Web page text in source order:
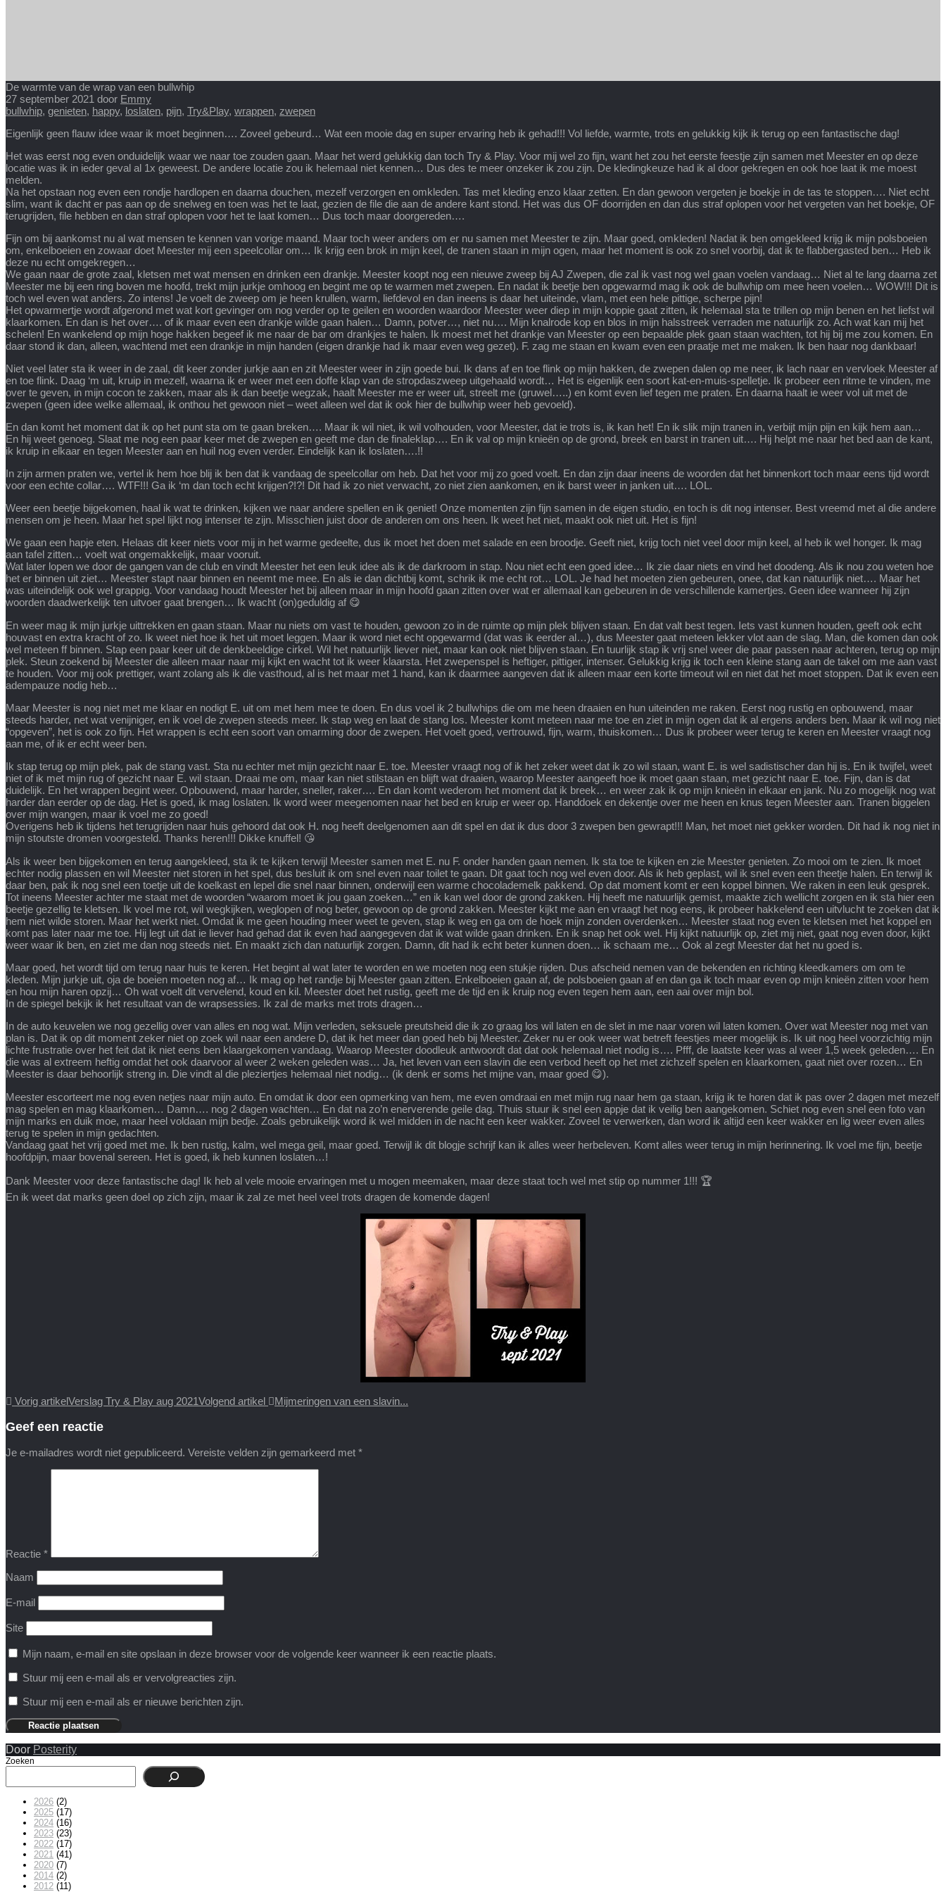
De warmte van de wrap van een bullwhip
27 september 2021 door Emmy
bullwhip, genieten, happy, loslaten, pijn, Try&Play, wrappen, zwepen
Eigenlijk geen flauw idee waar ik moet beginnen…. Zoveel gebeurd… Wat een mooie dag en super ervaring heb ik gehad!!! Vol liefde, warmte, trots en gelukkig kijk ik terug op een fantastische dag!
Het was eerst nog even onduidelijk waar we naar toe zouden gaan. Maar het werd gelukkig dan toch Try & Play. Voor mij wel zo fijn, want het zou het eerste feestje zijn samen met Meester en op deze
locatie was ik in ieder geval al 1x geweest. De andere locatie zou ik helemaal niet kennen… Dus des te meer onzeker ik zou zijn. De kledingkeuze had ik al door gekregen en ook hoe laat ik me moest
melden.
Na het opstaan nog even een rondje hardlopen en daarna douchen, mezelf verzorgen en omkleden. Tas met kleding enzo klaar zetten. En dan gewoon vergeten je boekje in de tas te stoppen…. Niet echt
slim, want ik dacht er pas aan op de snelweg en toen was het te laat, gezien de file die aan de andere kant stond. Het was dus OF doorrijden en dan dus straf oplopen voor het vergeten van het boekje, OF
terugrijden, file hebben en dan straf oplopen voor het te laat komen… Dus toch maar doorgereden….
Fijn om bij aankomst nu al wat mensen te kennen van vorige maand. Maar toch weer anders om er nu samen met Meester te zijn. Maar goed, omkleden! Nadat ik ben omgekleed krijg ik mijn polsboeien
om, enkelboeien en zowaar doet Meester mij een speelcollar om… Ik krijg een brok in mijn keel, de tranen staan in mijn ogen, maar het moment is ook zo snel voorbij, dat ik te flabbergasted ben… Heb ik
deze nu echt omgekregen…
We gaan naar de grote zaal, kletsen met wat mensen en drinken een drankje. Meester koopt nog een nieuwe zweep bij AJ Zwepen, die zal ik vast nog wel gaan voelen vandaag… Niet al te lang daarna zet
Meester me bij een ring boven me hoofd, trekt mijn jurkje omhoog en begint me op te warmen met zwepen. En nadat ik beetje ben opgewarmd mag ik ook de bullwhip om mee heen voelen… WOW!!! Dit is
toch wel even wat anders. Zo intens! Je voelt de zweep om je heen krullen, warm, liefdevol en dan ineens is daar het uiteinde, vlam, met een hele pittige, scherpe pijn!
Het opwarmertje wordt afgerond met wat kort gevinger om nog verder op te geilen en woorden waardoor Meester weer diep in mijn koppie gaat zitten, ik helemaal sta te trillen op mijn benen en het liefst wil
klaarkomen. En dan is het over…. of ik maar even een drankje wilde gaan halen… Damn, potver…, niet nu…. Mijn knalrode kop en blos in mijn halsstreek verraden me natuurlijk zo. Ach wat kan mij het
schelen! En wankelend op mijn hoge hakken begeef ik me naar de bar om drankjes te halen. Ik moest met het drankje van Meester op een bepaalde plek gaan staan wachten, tot hij bij me zou komen. En
daar stond ik dan, alleen, wachtend met een drankje in mijn handen (eigen drankje had ik maar even weg gezet). F. zag me staan en kwam even een praatje met me maken. Ik ben haar nog dankbaar!
Niet veel later sta ik weer in de zaal, dit keer zonder jurkje aan en zit Meester weer in zijn goede bui. Ik dans af en toe flink op mijn hakken, de zwepen dalen op me neer, ik lach naar en vervloek Meester af
en toe flink. Daag ‘m uit, kruip in mezelf, waarna ik er weer met een doffe klap van de stropdaszweep uitgehaald wordt… Het is eigenlijk een soort kat-en-muis-spelletje. Ik probeer een ritme te vinden, me
over te geven, in mijn cocon te zakken, maar als ik dan beetje wegzak, haalt Meester me er weer uit, streelt me (gruwel…..) en komt even lief tegen me praten. En daarna haalt ie weer vol uit met de
zwepen (geen idee welke allemaal, ik onthou het gewoon niet – weet alleen wel dat ik ook hier de bullwhip weer heb gevoeld).
En dan komt het moment dat ik op het punt sta om te gaan breken…. Maar ik wil niet, ik wil volhouden, voor Meester, dat ie trots is, ik kan het! En ik slik mijn tranen in, verbijt mijn pijn en kijk hem aan…
En hij weet genoeg. Slaat me nog een paar keer met de zwepen en geeft me dan de finaleklap…. En ik val op mijn knieën op de grond, breek en barst in tranen uit…. Hij helpt me naar het bed aan de kant,
ik kruip in elkaar en tegen Meester aan en huil nog even verder. Eindelijk kan ik loslaten….!!
In zijn armen praten we, vertel ik hem hoe blij ik ben dat ik vandaag de speelcollar om heb. Dat het voor mij zo goed voelt. En dan zijn daar ineens de woorden dat het binnenkort toch maar eens tijd wordt
voor een echte collar…. WTF!!! Ga ik ‘m dan toch echt krijgen?!?! Dit had ik zo niet verwacht, zo niet zien aankomen, en ik barst weer in janken uit…. LOL.
Weer een beetje bijgekomen, haal ik wat te drinken, kijken we naar andere spellen en ik geniet! Onze momenten zijn fijn samen in de eigen studio, en toch is dit nog intenser. Best vreemd met al die andere
mensen om je heen. Maar het spel lijkt nog intenser te zijn. Misschien juist door de anderen om ons heen. Ik weet het niet, maakt ook niet uit. Het is fijn!
We gaan een hapje eten. Helaas dit keer niets voor mij in het warme gedeelte, dus ik moet het doen met salade en een broodje. Geeft niet, krijg toch niet veel door mijn keel, al heb ik wel honger. Ik mag
aan tafel zitten… voelt wat ongemakkelijk, maar vooruit.
Wat later lopen we door de gangen van de club en vindt Meester het een leuk idee als ik de darkroom in stap. Nou niet echt een goed idee… Ik zie daar niets en vind het doodeng. Als ik nou zou weten hoe
het er binnen uit ziet… Meester stapt naar binnen en neemt me mee. En als ie dan dichtbij komt, schrik ik me echt rot… LOL. Je had het moeten zien gebeuren, onee, dat kan natuurlijk niet…. Maar het
was uiteindelijk ook wel grappig. Voor vandaag houdt Meester het bij alleen maar in mijn hoofd gaan zitten over wat er allemaal kan gebeuren in de verschillende kamertjes. Geen idee wanneer hij zijn
woorden daadwerkelijk ten uitvoer gaat brengen… Ik wacht (on)geduldig af 😋
En weer mag ik mijn jurkje uittrekken en gaan staan. Maar nu niets om vast te houden, gewoon zo in de ruimte op mijn plek blijven staan. En dat valt best tegen. Iets vast kunnen houden, geeft ook echt
houvast en extra kracht of zo. Ik weet niet hoe ik het uit moet leggen. Maar ik word niet echt opgewarmd (dat was ik eerder al…), dus Meester gaat meteen lekker vlot aan de slag. Man, die komen dan ook
wel meteen ff binnen. Stap een paar keer uit de denkbeeldige cirkel. Wil het natuurlijk liever niet, maar kan ook niet blijven staan. En tuurlijk stap ik vrij snel weer die paar passen naar achteren, terug op mijn
plek. Steun zoekend bij Meester die alleen maar naar mij kijkt en wacht tot ik weer klaarsta. Het zwepenspel is heftiger, pittiger, intenser. Gelukkig krijg ik toch een kleine stang aan de takel om me aan vast
te houden. Voor mij ook prettiger, want zolang als ik die vasthoud, al is het maar met 1 hand, kan ik daarmee aangeven dat ik alleen maar een korte timeout wil en niet dat het moet stoppen. Dat ik even een
adempauze nodig heb…
Maar Meester is nog niet met me klaar en nodigt E. uit om met hem mee te doen. En dus voel ik 2 bullwhips die om me heen draaien en hun uiteinden me raken. Eerst nog rustig en opbouwend, maar
steeds harder, net wat venijniger, en ik voel de zwepen steeds meer. Ik stap weg en laat de stang los. Meester komt meteen naar me toe en ziet in mijn ogen dat ik al ergens anders ben. Maar ik wil nog niet
“opgeven”, het is ook zo fijn. Het wrappen is echt een soort van omarming door de zwepen. Het voelt goed, vertrouwd, fijn, warm, thuiskomen… Dus ik probeer weer terug te keren en Meester vraagt nog
aan me, of ik er echt weer ben.
Ik stap terug op mijn plek, pak de stang vast. Sta nu echter met mijn gezicht naar E. toe. Meester vraagt nog of ik het zeker weet dat ik zo wil staan, want E. is wel sadistischer dan hij is. En ik twijfel, weet
niet of ik met mijn rug of gezicht naar E. wil staan. Draai me om, maar kan niet stilstaan en blijft wat draaien, waarop Meester aangeeft hoe ik moet gaan staan, met gezicht naar E. toe. Fijn, dan is dat
duidelijk. En het wrappen begint weer. Opbouwend, maar harder, sneller, raker…. En dan komt wederom het moment dat ik breek… en weer zak ik op mijn knieën in elkaar en jank. Nu zo mogelijk nog wat
harder dan eerder op de dag. Het is goed, ik mag loslaten. Ik word weer meegenomen naar het bed en kruip er weer op. Handdoek en dekentje over me heen en knus tegen Meester aan. Tranen biggelen
over mijn wangen, maar ik voel me zo goed!
Overigens heb ik tijdens het terugrijden naar huis gehoord dat ook H. nog heeft deelgenomen aan dit spel en dat ik dus door 3 zwepen ben gewrapt!!! Man, het moet niet gekker worden. Dit had ik nog niet in
mijn stoutste dromen voorgesteld. Thanks heren!!! Dikke knuffel! 😘
Als ik weer ben bijgekomen en terug aangekleed, sta ik te kijken terwijl Meester samen met E. nu F. onder handen gaan nemen. Ik sta toe te kijken en zie Meester genieten. Zo mooi om te zien. Ik moet
echter nodig plassen en wil Meester niet storen in het spel, dus besluit ik om snel even naar toilet te gaan. Dit gaat toch nog wel even door. Als ik heb geplast, wil ik snel even een theetje halen. En terwijl ik
daar ben, pak ik nog snel een toetje uit de koelkast en lepel die snel naar binnen, onderwijl een warme chocolademelk pakkend. Op dat moment komt er een koppel binnen. We raken in een leuk gesprek.
Tot ineens Meester achter me staat met de woorden “waarom moet ik jou gaan zoeken…” en ik kan wel door de grond zakken. Hij heeft me natuurlijk gemist, maakte zich wellicht zorgen en ik sta hier een
beetje gezellig te kletsen. Ik voel me rot, wil wegkijken, weglopen of nog beter, gewoon op de grond zakken. Meester kijkt me aan en vraagt het nog eens, ik probeer hakkelend een uitvlucht te zoeken dat ik
hem niet wilde storen. Maar het werkt niet. Omdat ik me geen houding meer weet te geven, stap ik weg en ga om de hoek mijn zonden overdenken… Meester staat nog even te kletsen met het koppel en
komt pas later naar me toe. Hij legt uit dat ie liever had gehad dat ik even had aangegeven dat ik wat wilde gaan drinken. En ik snap het ook wel. Hij kijkt natuurlijk op, ziet mij niet, gaat nog even door, kijkt
weer waar ik ben, en ziet me dan nog steeds niet. En maakt zich dan natuurlijk zorgen. Damn, dit had ik echt beter kunnen doen… ik schaam me… Ook al zegt Meester dat het nu goed is.
Maar goed, het wordt tijd om terug naar huis te keren. Het begint al wat later te worden en we moeten nog een stukje rijden. Dus afscheid nemen van de bekenden en richting kleedkamers om om te
kleden. Mijn jurkje uit, oja de boeien moeten nog af… Ik mag op het randje bij Meester gaan zitten. Enkelboeien gaan af, de polsboeien gaan af en dan ga ik toch maar even op mijn knieën zitten voor hem
en hou mijn haren opzij… Oh wat voelt dit vervelend, koud en kil. Meester doet het rustig, geeft me de tijd en ik kruip nog even tegen hem aan, een aai over mijn bol.
In de spiegel bekijk ik het resultaat van de wrapsessies. Ik zal de marks met trots dragen…
In de auto keuvelen we nog gezellig over van alles en nog wat. Mijn verleden, seksuele preutsheid die ik zo graag los wil laten en de slet in me naar voren wil laten komen. Over wat Meester nog met van
plan is. Dat ik op dit moment zeker niet op zoek wil naar een andere D, dat ik het meer dan goed heb bij Meester. Zeker nu er ook weer wat betreft feestjes meer mogelijk is. Ik uit nog heel voorzichtig mijn
lichte frustratie over het feit dat ik niet eens ben klaargekomen vandaag. Waarop Meester doodleuk antwoordt dat dat ook helemaal niet nodig is…. Pfff, de laatste keer was al weer 1,5 week geleden…. En
die was al extreem heftig omdat het ook daarvoor al weer 2 weken geleden was… Ja, het leven van een slavin die een verbod heeft op het met zichzelf spelen en klaarkomen, gaat niet over rozen… En
Meester is daar behoorlijk streng in. Die vindt al die pleziertjes helemaal niet nodig… (ik denk er soms het mijne van, maar goed 😋).
Meester escorteert me nog even netjes naar mijn auto. En omdat ik door een opmerking van hem, me even omdraai en met mijn rug naar hem ga staan, krijg ik te horen dat ik pas over 2 dagen met mezelf
mag spelen en mag klaarkomen… Damn…. nog 2 dagen wachten… En dat na zo’n enerverende geile dag. Thuis stuur ik snel een appje dat ik veilig ben aangekomen. Schiet nog even snel een foto van
mijn marks en duik moe, maar heel voldaan mijn bedje. Zoals gebruikelijk word ik wel midden in de nacht een keer wakker. Zoveel te verwerken, dan word ik altijd een keer wakker en lig weer even alles
terug te spelen in mijn gedachten.
Vandaag gaat het vrij goed met me. Ik ben rustig, kalm, wel mega geil, maar goed. Terwijl ik dit blogje schrijf kan ik alles weer herbeleven. Komt alles weer terug in mijn herinnering. Ik voel me fijn, beetje
hoofdpijn, maar bovenal sereen. Het is goed, ik heb kunnen loslaten…!
Dank Meester voor deze fantastische dag! Ik heb al vele mooie ervaringen met u mogen meemaken, maar deze staat toch wel met stip op nummer 1!!! 🏆
En ik weet dat marks geen doel op zich zijn, maar ik zal ze met heel veel trots dragen de komende dagen!
Vorig artikelVerslag Try & Play aug 2021Volgend artikel Mijmeringen van een slavin...
Geef een reactie
Je e-mailadres wordt niet gepubliceerd. Vereiste velden zijn gemarkeerd met *
Reactie *
Naam
E-mail
Site
Mijn naam, e-mail en site opslaan in deze browser voor de volgende keer wanneer ik een reactie plaats.
Stuur mij een e-mail als er vervolgreacties zijn.
Stuur mij een e-mail als er nieuwe berichten zijn.
Door Posterity
Zoeken
2026 (2)
2025 (17)
2024 (16)
2023 (23)
2022 (17)
2021 (41)
2020 (7)
2014 (2)
2012 (11)